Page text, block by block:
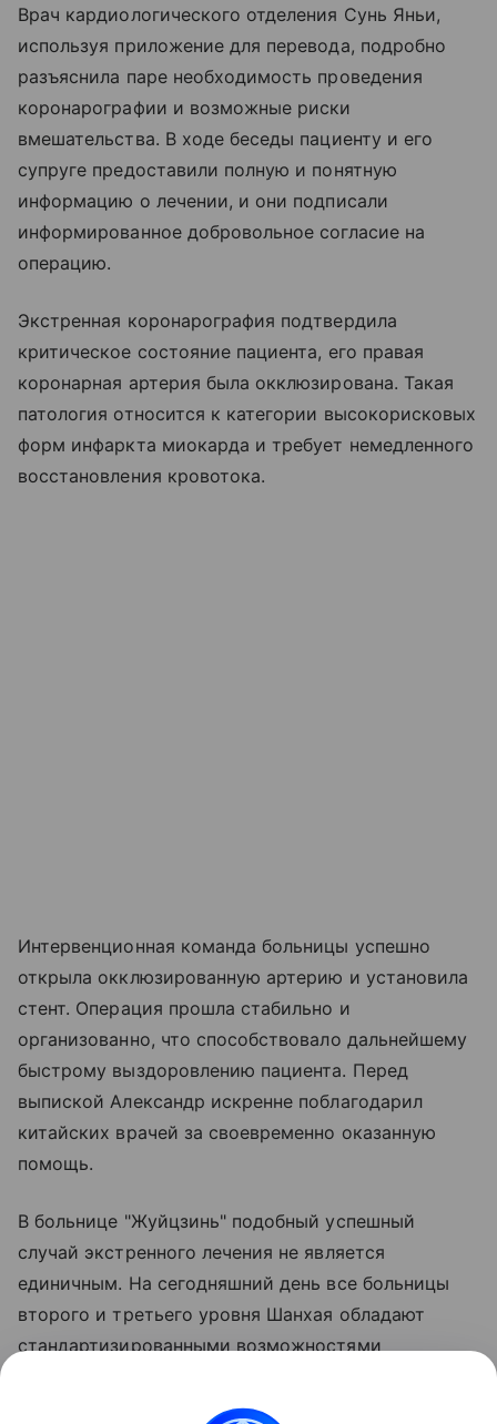
Врач кардиологического отделения Сунь Яньи,
используя приложение для перевода, подробно
разъяснила паре необходимость проведения
коронарографии и возможные риски
вмешательства. В ходе беседы пациенту и его
супруге предоставили полную и понятную
информацию о лечении, и они подписали
информированное добровольное согласие на
операцию.
Экстренная коронарография подтвердила
критическое состояние пациента, его правая
коронарная артерия была окклюзирована. Такая
патология относится к категории высокорисковых
форм инфаркта миокарда и требует немедленного
восстановления кровотока.
Интервенционная команда больницы успешно
открыла окклюзированную артерию и установила
стент. Операция прошла стабильно и
организованно, что способствовало дальнейшему
быстрому выздоровлению пациента. Перед
выпиской Александр искренне поблагодарил
китайских врачей за своевременно оказанную
помощь.
В больнице "Жуйцзинь" подобный успешный
случай экстренного лечения не является
единичным. На сегодняшний день все больницы
второго и третьего уровня Шанхая обладают
стандартизированными возможностями
обеспечивая надежную защиту жизни как местных